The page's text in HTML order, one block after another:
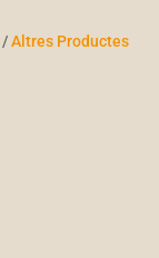
/Altres Productes